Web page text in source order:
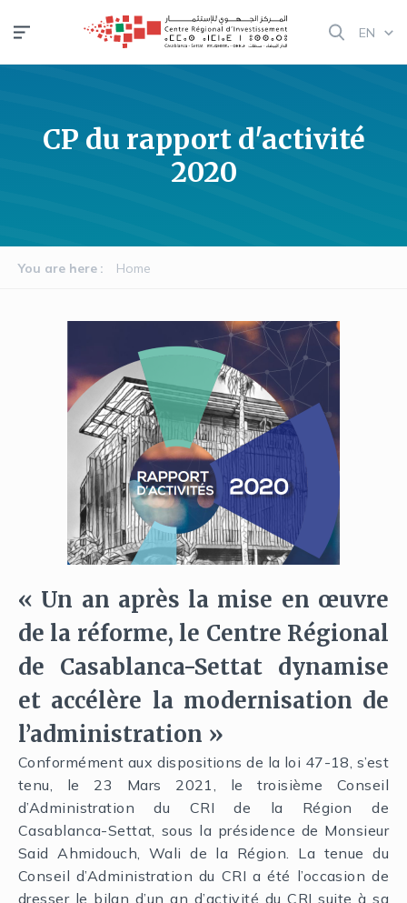
main
EN
CP du rapport d'activité
2020
You are here Home
« Un an après la mise en œuvre
de la réforme, le Centre Régional
de Casablanca-Settat dynamise
et accélère la modernisation de
l’administration »
Conformément aux dispositions de la loi 47-18, s’est
tenu, le 23 Mars 2021, le troisième Conseil
d’Administration du CRI de la Région de
Casablanca-Settat, sous la présidence de Monsieur
Said Ahmidouch, Wali de la Région. La tenue du
Conseil d’Administration du CRI a été l’occasion de
dresser le bilan d’un an d’activité du CRI suite à sa